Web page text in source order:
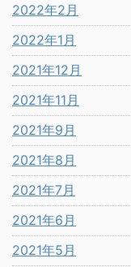
2022年2月
2022年1月
2021年12月
2021年11月
2021年9月
2021年8月
2021年7月
2021年6月
2021年5月